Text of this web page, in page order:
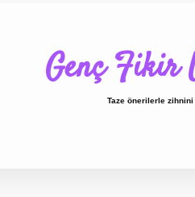
Genç Fikir
Taze önerilerle